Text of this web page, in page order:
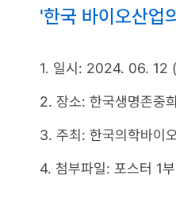
'한국 바이오산업
1. 일시: 2024. 06. 12
2. 장소: 한국생명존중
3. 주최: 한국의학바이
4. 첨부파일: 포스터 1부